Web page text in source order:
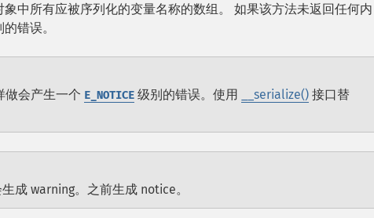
中所有应被序列化的变量名称的数组。 如果该方法未返回任何内
错误。
做会产生一个 E_NOTICE 级别的错误。使用 __serialize() 接口替
成 warning。之前生成 notice。